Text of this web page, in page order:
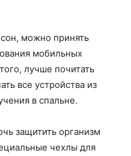
можно принять
мобильных
лучше почитать
все устройства из
в спальне.
защитить организм
чехлы для